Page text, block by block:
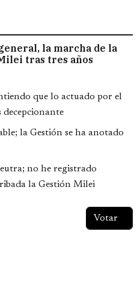
la marcha de la
tras tres años
que lo actuado por el
decepcionante
la Gestión se ha anotado
no he registrado
la Gestión Milei